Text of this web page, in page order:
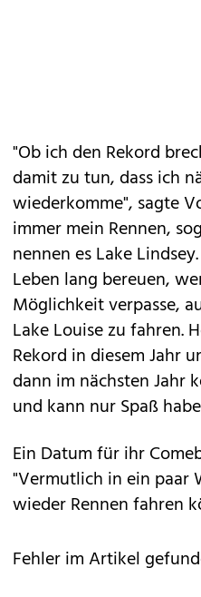
"Ob ich den Rekord
damit zu tun, dass ich
wiederkomme", sagte
immer mein Rennen,
nennen es Lake
Leben lang bereuen,
Möglichkeit verpasse,
Lake Louise zu fahren.
Rekord in diesem Jahr
dann im nächsten Jahr
und kann nur Spaß
Ein Datum für ihr
"Vermutlich in ein paar
wieder Rennen fahren
Fehler im Artikel